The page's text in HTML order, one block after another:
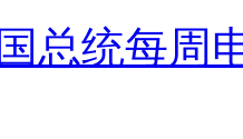
总统每周